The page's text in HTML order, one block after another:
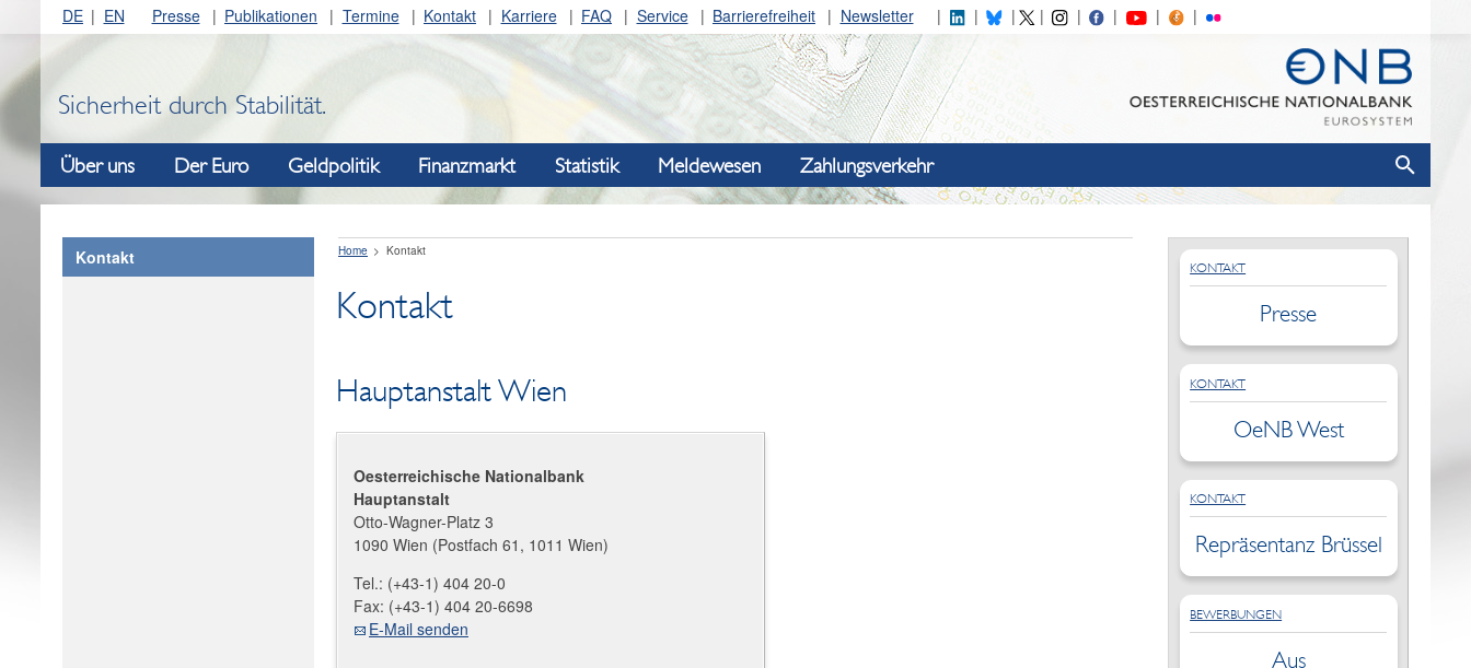
DE EN Presse Publikationen Termine Kontakt Karriere FAQ Service Barrierefreiheit Newsletter
Sicherheit durch Stabilität.
Über uns Der Euro Geldpolitik Finanzmarkt Statistik Meldewesen Zahlungsverkehr
Kontakt Home Kontakt
Kontakt
Hauptanstalt Wien
Oesterreichische Nationalbank
Hauptanstalt
Otto-Wagner-Platz 3
1090 Wien (Postfach 61, 1011 Wien)
Tel.: (+43-1) 404 20-0
Fax: (+43-1) 404 20-6698
E-Mail senden
KONTAKT
Presse
KONTAKT
OeNB West
KONTAKT
Repräsentanz Brüssel
BEWERBUNGEN
Aus